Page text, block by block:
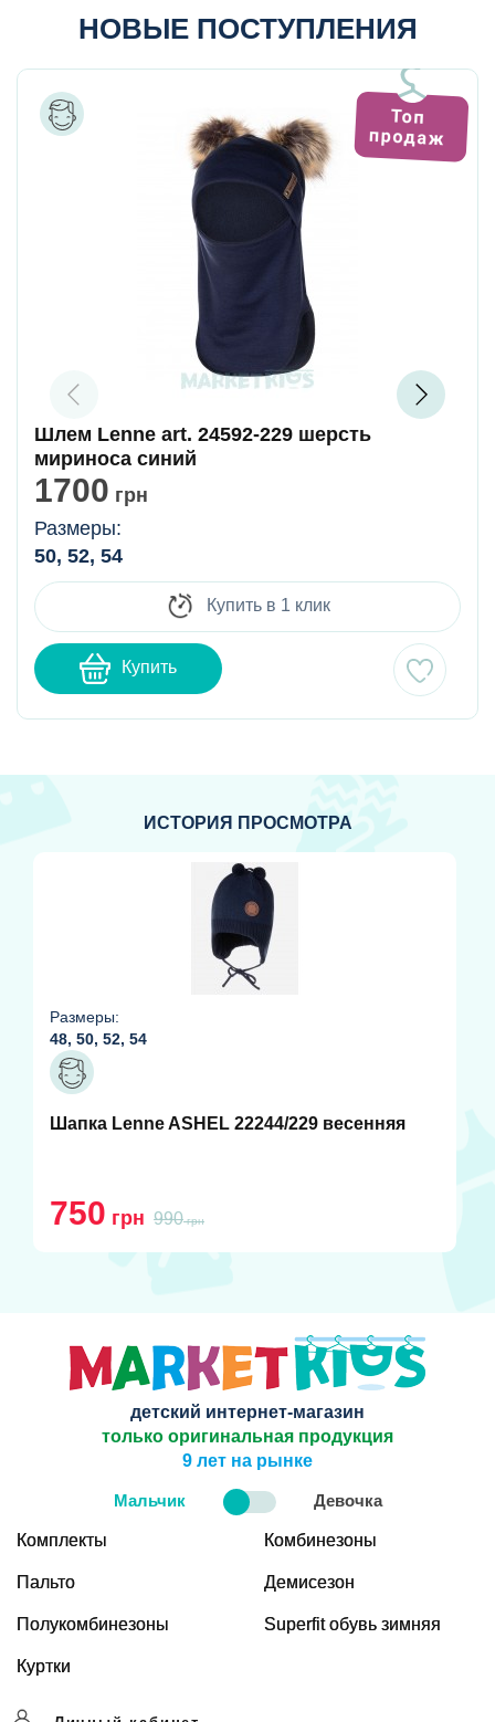
НОВЫЕ ПОСТУПЛЕНИЯ
Шлем Lenne art. 24592-229 шерсть
мириноса синий
1700 грн
Размеры:
50, 52, 54
Купить в 1 клик
Купить
ИСТОРИЯ ПРОСМОТРА
Размеры:
48, 50, 52, 54
Шапка Lenne ASHEL 22244/229 весенняя
750 грн 990грн
детский интернет-магазин
только оригинальная продукция
9 лет на рынке
Мальчик Девочка
Комплекты
Пальто
Полукомбинезоны
Куртки
Комбинезоны
Демисезон
Superfit обувь зимняя